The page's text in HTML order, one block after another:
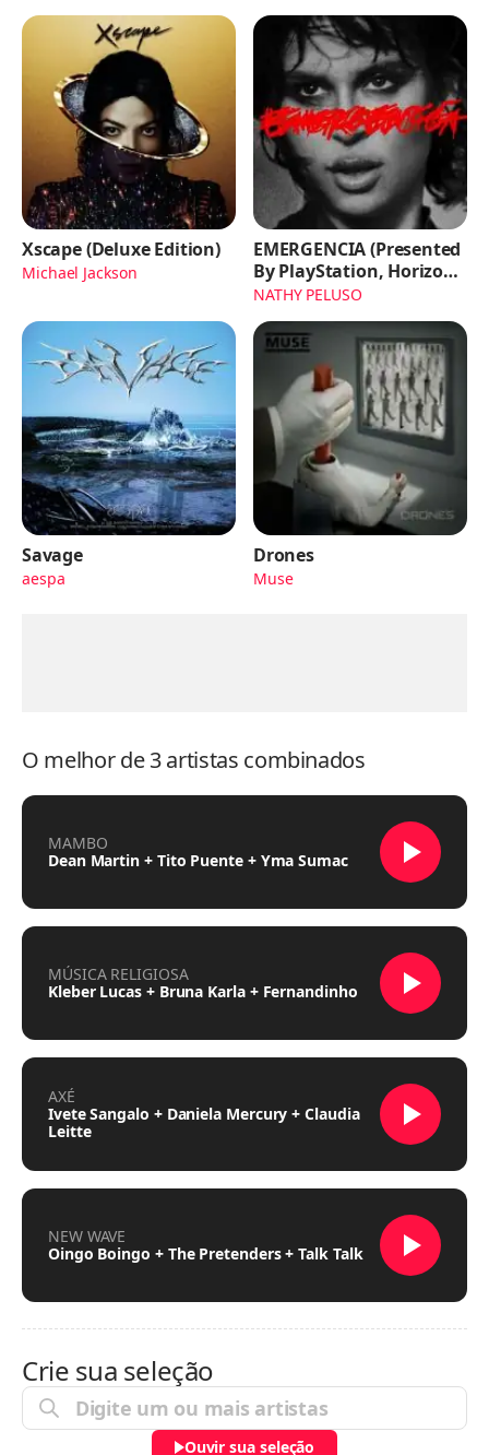
Xscape (Deluxe Edition)
Michael Jackson
EMERGENCIA (Presented
By PlayStation, Horizon
Forbidden West)
NATHY PELUSO
Savage
aespa
Drones
Muse
O melhor de 3 artistas combinados
MAMBO
Dean Martin + Tito Puente + Yma Sumac
MÚSICA RELIGIOSA
Kleber Lucas + Bruna Karla + Fernandinho
AXÉ
Ivete Sangalo + Daniela Mercury + Claudia
Leitte
NEW WAVE
Oingo Boingo + The Pretenders + Talk Talk
Crie sua seleção
Ouvir sua seleção